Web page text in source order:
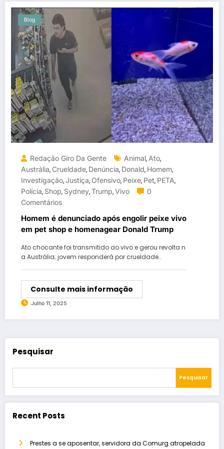
Blog
Redação Giro Da Gente Animal, Ato,
Austrália, Crueldade, Denúncia, Donald, Homem,
Investigação,Justiça, Ofensivo, Peixe, Pet, PETA,
Polícia, Shop, Sydney,Trump,Vivo
0
Comentários
Homem é denunciado após engolir peixe vivo
em pet shop e homenagear Donald Trump
Ato chocante foi transmitido ao vivo e gerou revolta n
a Austrália; jovem responderá por crueldade…
Consulte mais informação
Julho 11, 2025
Pesquisar
Pesquisar
Recent Posts
Prestes a se aposentar, servidora da Comurg atropelada